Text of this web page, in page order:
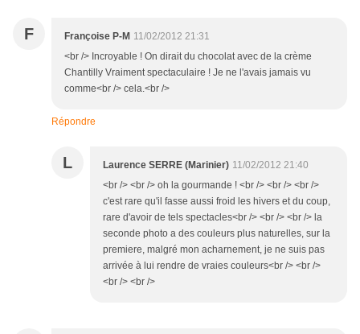
F Françoise P-M 11/02/2012 21:31
<br /> Incroyable ! On dirait du chocolat avec de la crème
Chantilly Vraiment spectaculaire ! Je ne l'avais jamais vu
comme<br /> cela.<br />
Répondre
L Laurence SERRE (Marinier) 11/02/2012 21:40
<br /> <br /> oh la gourmande ! <br /> <br /> <br />
c'est rare qu'il fasse aussi froid les hivers et du coup,
rare d'avoir de tels spectacles<br /> <br /> <br /> la
seconde photo a des couleurs plus naturelles, sur la
premiere, malgré mon acharnement, je ne suis pas
arrivée à lui rendre de vraies couleurs<br /> <br />
<br /> <br />